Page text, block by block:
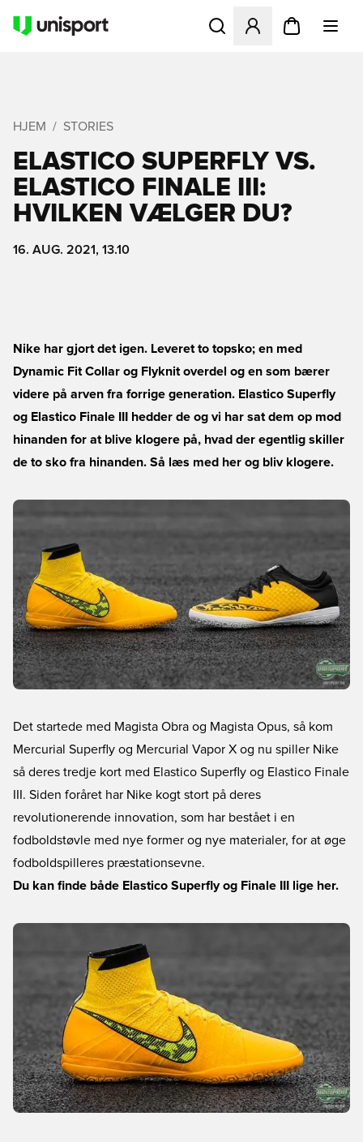
Åbner en Modal til at
HJEM STORIES
ELASTICO SUPERFLY VS.
ELASTICO FINALE III:
HVILKEN VÆLGER DU?
16. AUG. 2021, 13.10
Nike har gjort det igen. Leveret to topsko; en med
Dynamic Fit Collar og Flyknit overdel og en som bærer
videre på arven fra forrige generation. Elastico Superfly
og Elastico Finale III hedder de og vi har sat dem op mod
hinanden for at blive klogere på, hvad der egentlig skiller
de to sko fra hinanden. Så læs med her og bliv klogere.
Det startede med Magista Obra og Magista Opus, så kom
Mercurial Superfly og Mercurial Vapor X og nu spiller Nike
så deres tredje kort med Elastico Superfly og Elastico Finale
III. Siden foråret har Nike kogt stort på deres
revolutionerende innovation, som har bestået i en
fodboldstøvle med nye former og nye materialer, for at øge
fodboldspilleres præstationsevne.
Du kan finde både Elastico Superfly og Finale III lige her.